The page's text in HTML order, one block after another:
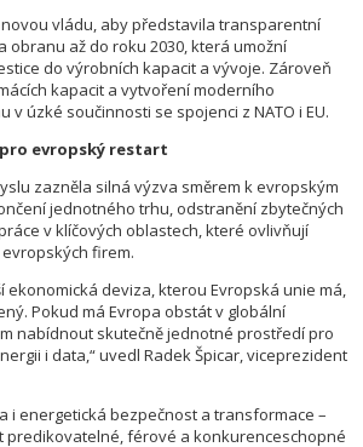
vládu, aby představila transparentní
až do roku 2030, která umožní
do výrobních kapacit a vývoje. Zároveň
kapacit a vytvoření moderního
v úzké součinnosti se spojenci z NATO i EU.
pro evropský restart
zazněla silná výzva směrem k evropským
jednotného trhu, odstranění zbytečných
v klíčových oblastech, které ovlivňují
firem.
ekonomická deviza, kterou Evropská unie má,
Pokud má Evropa obstát v globální
nabídnout skutečně jednotné prostředí pro
i data,“ uvedl Radek Špicar, viceprezident
i energetická bezpečnost a transformace –
predikovatelné, férové a konkurenceschopné